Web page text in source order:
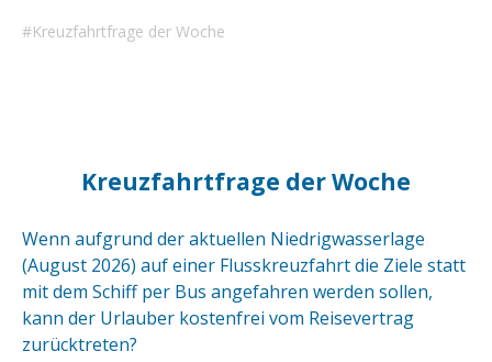
Kreuzfahrtfrage der Woche
Kreuzfahrtfrage der Woche
Wenn aufgrund der aktuellen Niedrigwasserlage
(August 2026) auf einer Flusskreuzfahrt die Ziele statt
mit dem Schiff per Bus angefahren werden sollen,
kann der Urlauber kostenfrei vom Reisevertrag
zurücktreten?